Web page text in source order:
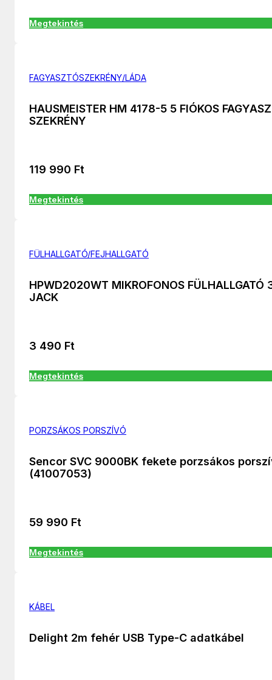
Megtekintés
FAGYASZTÓSZEKRÉNY/LÁDA
HAUSMEISTER HM 4178-5 5 FIÓKOS
SZEKRÉNY
119 990 Ft
Megtekintés
FÜLHALLGATÓ/FEJHALLGATÓ
HPWD2020WT MIKROFONOS FÜLHALLGATÓ
JACK
3 490 Ft
Megtekintés
PORZSÁKOS PORSZÍVÓ
Sencor SVC 9000BK fekete porzsákos
(41007053)
59 990 Ft
Megtekintés
KÁBEL
Delight 2m fehér USB Type-C adatkábel